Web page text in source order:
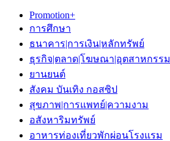
Promotion+
การศึกษา
ธนาคาร|การเงิน|หลักทรัพย์
ธุรกิจ|ตลาด|โฆษณา|อุตสาหกรรม
ยานยนต์
สังคม บันเทิง กอสซิป
สุขภาพ|การแพทย์|ความงาม
อสังหาริมทรัพย์
อาหารท่องเที่ยวพักผ่อนโรงแรม